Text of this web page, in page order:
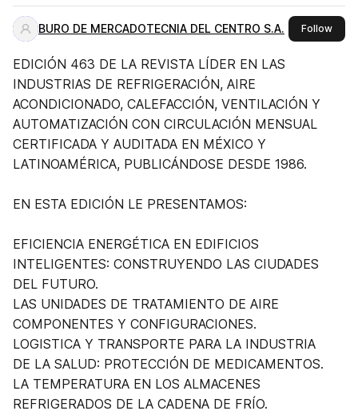
BURO DE MERCADOTECNIA DEL CENTRO S.A. Followthis
EDICIÓN 463 DE LA REVISTA LÍDER EN LAS
INDUSTRIAS DE REFRIGERACIÓN, AIRE
ACONDICIONADO, CALEFACCIÓN, VENTILACIÓN Y
AUTOMATIZACIÓN CON CIRCULACIÓN MENSUAL
CERTIFICADA Y AUDITADA EN MÉXICO Y
LATINOAMÉRICA, PUBLICÁNDOSE DESDE 1986.
EN ESTA EDICIÓN LE PRESENTAMOS:
EFICIENCIA ENERGÉTICA EN EDIFICIOS
INTELIGENTES: CONSTRUYENDO LAS CIUDADES
DEL FUTURO.
LAS UNIDADES DE TRATAMIENTO DE AIRE
COMPONENTES Y CONFIGURACIONES.
LOGISTICA Y TRANSPORTE PARA LA INDUSTRIA
DE LA SALUD: PROTECCIÓN DE MEDICAMENTOS.
LA TEMPERATURA EN LOS ALMACENES
REFRIGERADOS DE LA CADENA DE FRÍO.